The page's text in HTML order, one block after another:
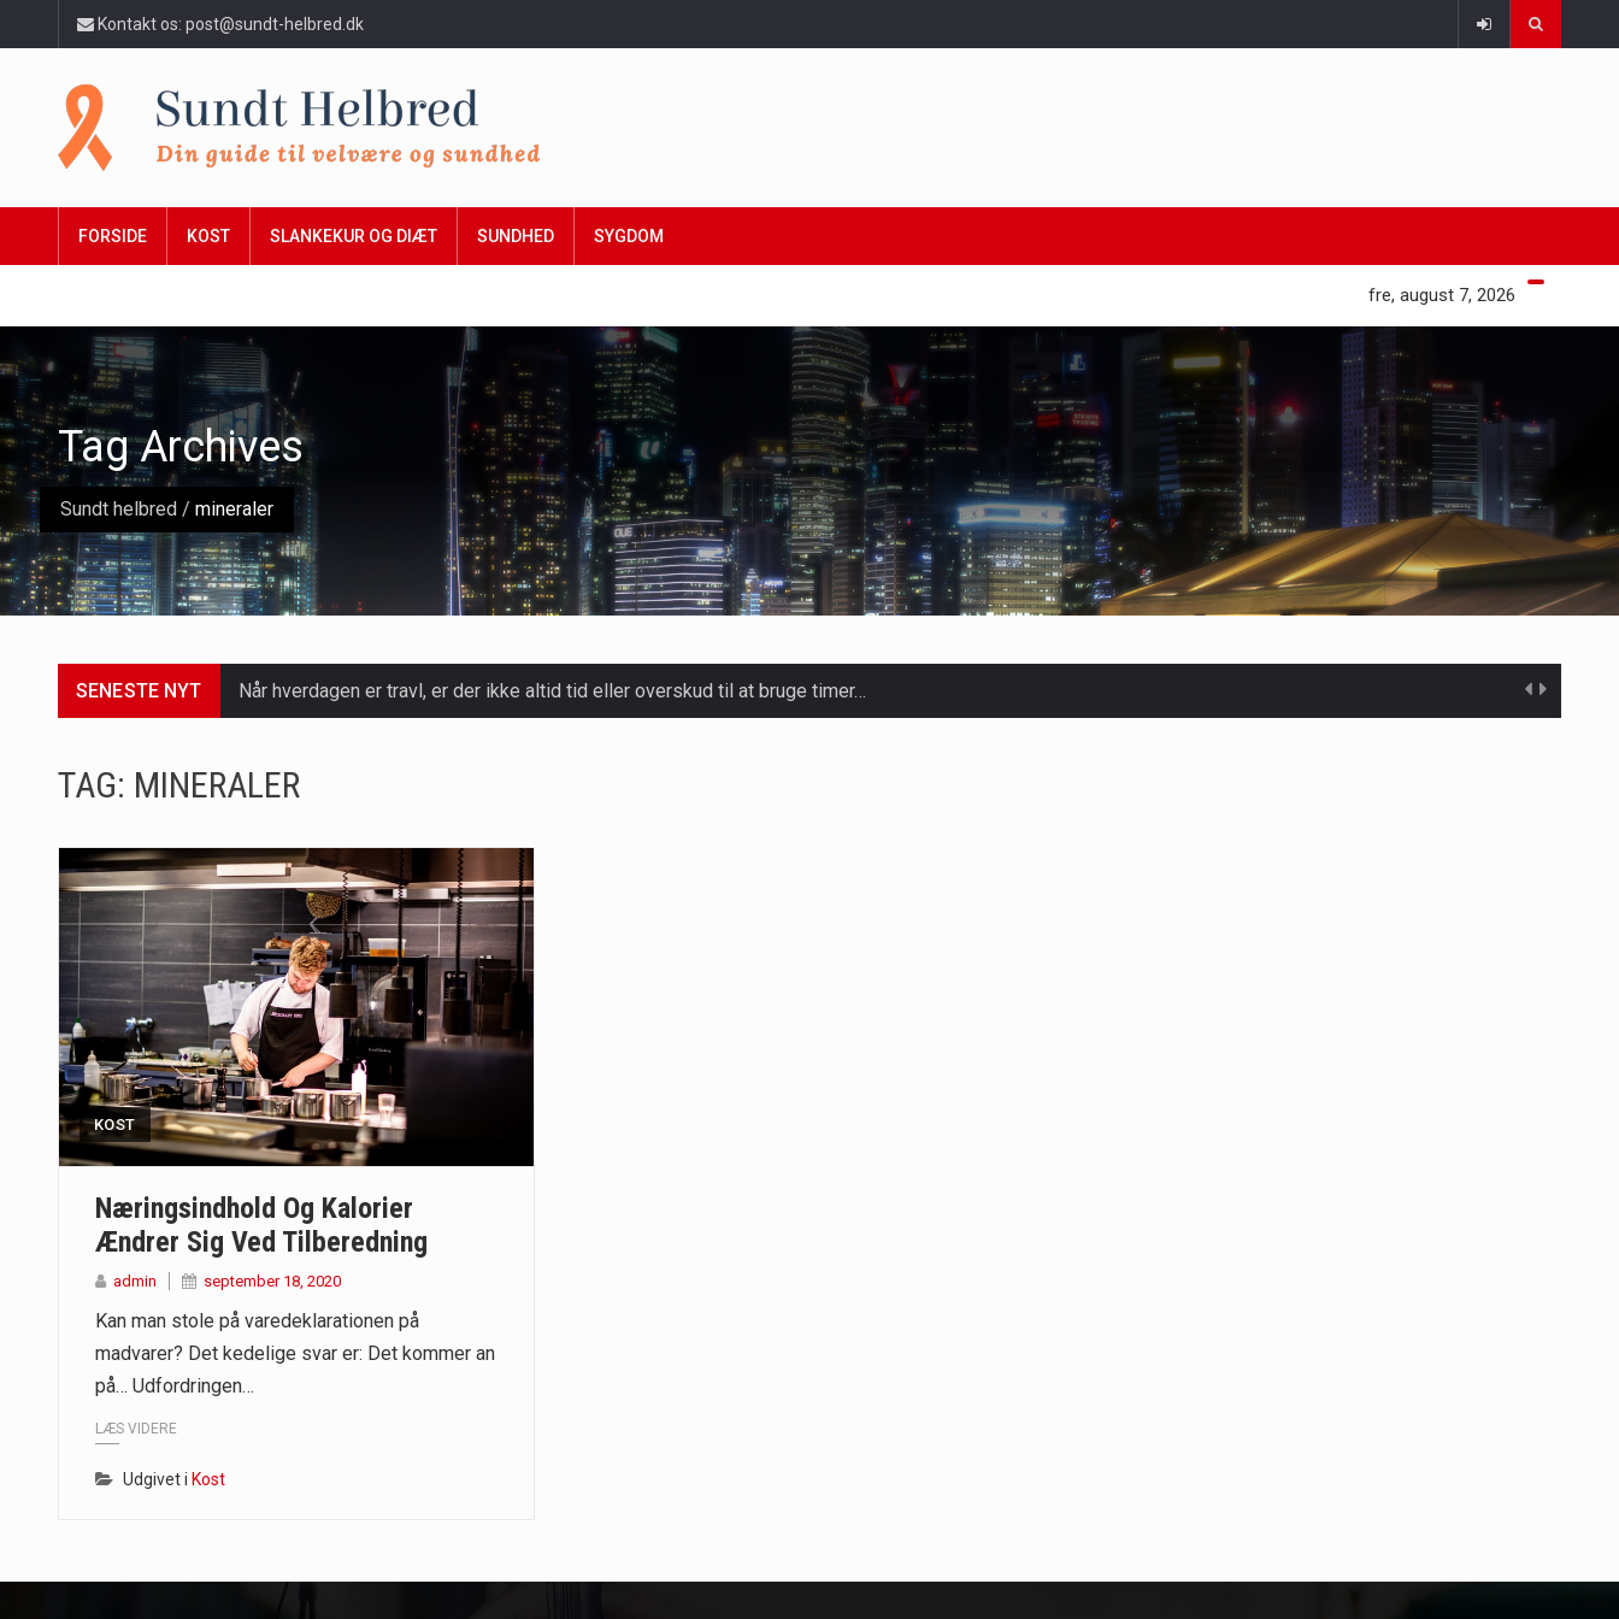
Kontakt os: post@sundt-helbred.dk
FORSIDE KOST SLANKEKUR OG DIÆT SUNDHED SYGDOM
fre, august 7, 2026
Sundt helbred / mineraler
Tag Archives
SENESTE NYT Når hverdagen er travl, er der ikke altid tid eller overskud til at bruge timer…
Mælkesyrebakterier er små, men utroligt kraftfulde mikroorganismer, der spiller en afgørende rolle i at opretholde…
Irritabel tyktarm (Irritable Bowel Syndrome, IBS) er en udbredt fordøjelseslidelse, der påvirker millioner af mennesker…
Padel er en sport, der er blevet stadig mere populær over hele verden på grund…
Massagestole er ikke længere forbeholdt luksuriøse spaer og wellnesscentre - de er nu tilgængelige til…
Airfryere har taget verden med storm med deres løfte om at tilberede sprøde og lækre…
Saunaer har været en del af forskellige kulturer i årtusinder, og deres sundhedsmæssige fordele er…
Når det kommer til sundhed og velvære, er der konstante strømme af nye trends og…
TAG: MINERALER
KOST
Næringsindhold Og Kalorier
Ændrer Sig Ved Tilberedning
admin september 18, 2020
Kan man stole på varedeklarationen på
madvarer? Det kedelige svar er: Det kommer an
på… Udfordringen…
LÆS VIDERE
Udgivet i Kost